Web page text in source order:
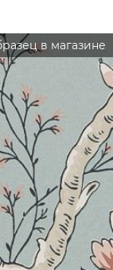
в магазине